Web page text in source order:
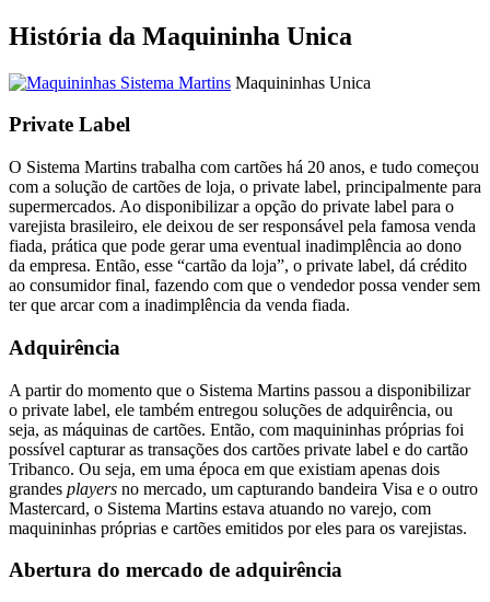
História da Maquininha Unica
Maquininhas Unica
Private Label
O Sistema Martins trabalha com cartões há 20 anos, e tudo começou
com a solução de cartões de loja, o private label, principalmente para
supermercados. Ao disponibilizar a opção do private label para o
varejista brasileiro, ele deixou de ser responsável pela famosa venda
fiada, prática que pode gerar uma eventual inadimplência ao dono
da empresa. Então, esse “cartão da loja”, o private label, dá crédito
ao consumidor final, fazendo com que o vendedor possa vender sem
ter que arcar com a inadimplência da venda fiada.
Adquirência
A partir do momento que o Sistema Martins passou a disponibilizar
o private label, ele também entregou soluções de adquirência, ou
seja, as máquinas de cartões. Então, com maquininhas próprias foi
possível capturar as transações dos cartões private label e do cartão
Tribanco. Ou seja, em uma época em que existiam apenas dois
grandes players no mercado, um capturando bandeira Visa e o outro
Mastercard, o Sistema Martins estava atuando no varejo, com
maquininhas próprias e cartões emitidos por eles para os varejistas.
Abertura do mercado de adquirência